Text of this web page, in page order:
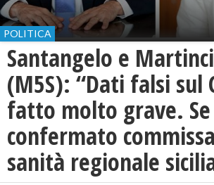
POLITICA
Santangelo e
(M5S): “Dati falsi sul
fatto molto grave. Se
confermato
sanità regionale